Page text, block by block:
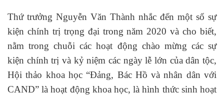
Thứ trưởng Nguyễn Văn Thành nhắc đến một số sự
kiện chính trị trọng đại trong năm 2020 và cho biết,
nằm trong chuỗi các hoạt động chào mừng các sự
kiện chính trị và kỷ niệm các ngày lễ lớn của dân tộc,
Hội thảo khoa học “Đảng, Bác Hồ và nhân dân với
CAND” là hoạt động khoa học, là hình thức sinh hoạt